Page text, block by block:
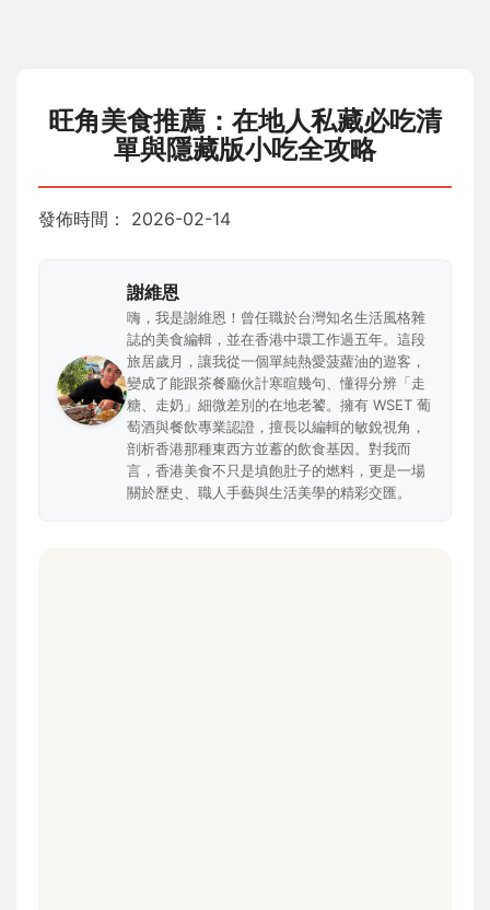
旺角美食推薦：在地人私藏必吃清
單與隱藏版小吃全攻略
發佈時間： 2026-02-14
謝維恩
嗨，我是謝維恩！曾任職於台灣知名生活風格雜
誌的美食編輯，並在香港中環工作過五年。這段
旅居歲月，讓我從一個單純熱愛菠蘿油的遊客，
變成了能跟茶餐廳伙計寒暄幾句、懂得分辨「走
糖、走奶」細微差別的在地老饕。擁有 WSET 葡
萄酒與餐飲專業認證，擅長以編輯的敏銳視角，
剖析香港那種東西方並蓄的飲食基因。對我而
言，香港美食不只是填飽肚子的燃料，更是一場
關於歷史、職人手藝與生活美學的精彩交匯。